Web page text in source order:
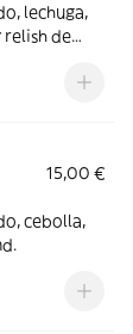
lechuga,
relish de
15,00 €
cebolla,